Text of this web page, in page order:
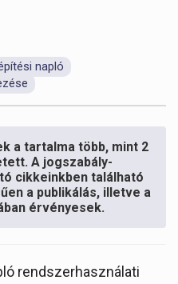
napló
a tartalma több, mint 2
A jogszabály-
cikkeinkben található
a publikálás, illetve a
érvényesek.
rendszerhasználati